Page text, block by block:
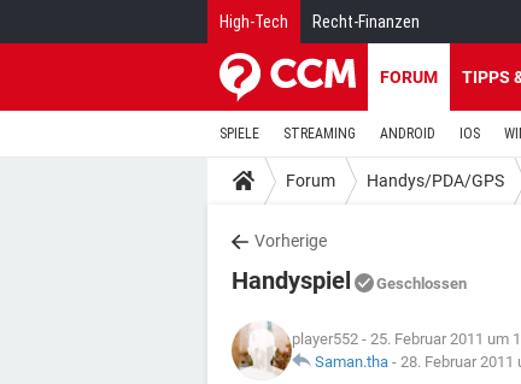
High-Tech Recht-Finanzen
FORUM TIPPS
SPIELE STREAMING ANDROID IOS
Forum Handys/PDA/GPS
Vorherige
Handyspiel Geschlossen
player552 - 25. Februar 2011 um
Saman.tha - 28. Februar 2011